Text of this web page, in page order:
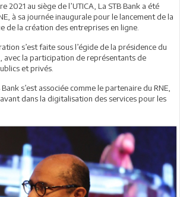
2021 au siège de l’UTICA, La STB Bank a été
à sa journée inaugurale pour le lancement de la
de la création des entreprises en ligne.
s’est faite sous l’égide de la présidence du
avec la participation de représentants de
et privés.
s’est associée comme le partenaire du RNE,
dans la digitalisation des services pour les